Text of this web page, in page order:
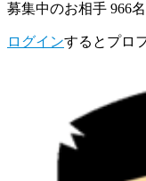
募集中のお相手 966名
ログインするとプロ